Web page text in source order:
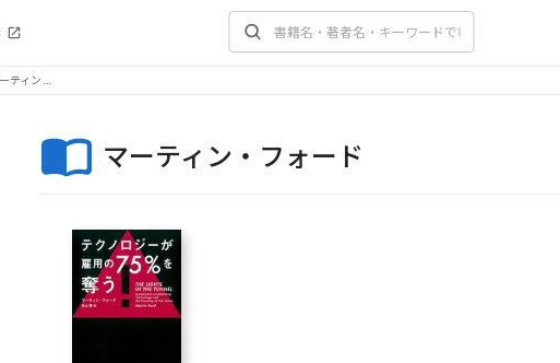
マーティン・フォード